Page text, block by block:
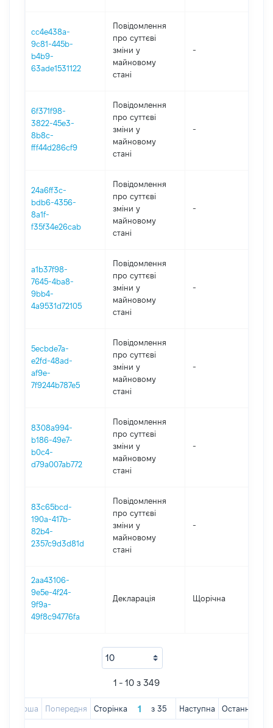
cc4e438a-
9c81-445b-
b4b9-
63ade1531122
Повідомлення
про суттєві
зміни y
майновому
стані
-
6f371f98-
3822-45e3-
8b8c-
fff44d286cf9
Повідомлення
про суттєві
зміни y
майновому
стані
-
24a6ff3c-
bdb6-4356-
8a1f-
f35f34e26cab
Повідомлення
про суттєві
зміни y
майновому
стані
-
a1b37f98-
7645-4ba8-
9bb4-
4a9531d72105
Повідомлення
про суттєві
зміни y
майновому
стані
-
5ecbde7a-
e2fd-48ad-
af9e-
7f9244b787e5
Повідомлення
про суттєві
зміни y
майновому
стані
-
8308a994-
b186-49e7-
b0c4-
d79a007ab772
Повідомлення
про суттєві
зміни y
майновому
стані
-
83c65bcd-
190a-417b-
82b4-
2357c9d3d81d
Повідомлення
про суттєві
зміни y
майновому
стані
-
2aa43106-
9e5e-4f24-
9f9a-
49f8c94776fa
Декларація Щорічна
1 - 10 з 349
Перша Попередня Сторінка з 35 Наступна Остання